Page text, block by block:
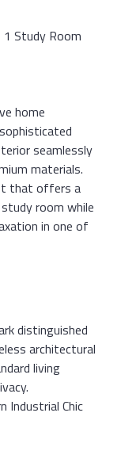
Study Room
home
seamlessly
materials.
that offers a
room while
in one of
distinguished
architectural
living
Industrial Chic